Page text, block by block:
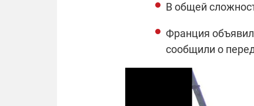
В общей
Франция
сообщили о